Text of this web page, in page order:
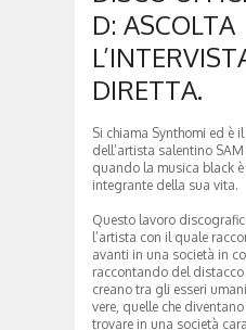
D: ASCOLTA
DIRETTA.
Si chiama Synthomi ed è
dell’artista salentino
quando la musica black
integrante della sua vita.
Questo lavoro
l’artista con il quale
avanti in una società in
raccontando del distacco
creano tra gli esseri
vere, quelle che
trovare in una società